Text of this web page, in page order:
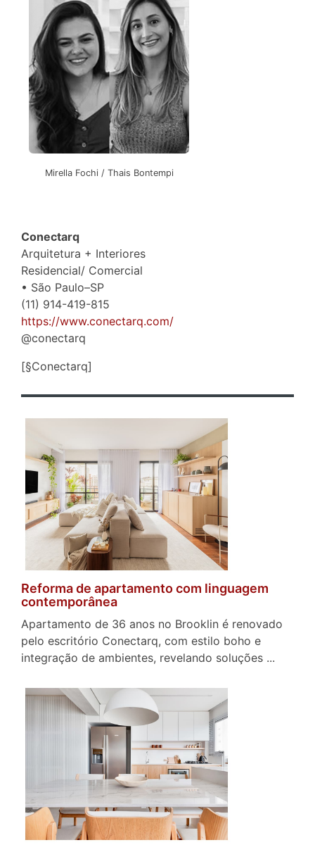
Mirella Fochi / Thais Bontempi
Conectarq
Arquitetura + Interiores
Residencial/ Comercial
• São Paulo–SP
(11) 914-419-815
https://www.conectarq.com/
@conectarq
[§Conectarq]
Reforma de apartamento com linguagem
contemporânea
Apartamento de 36 anos no Brooklin é renovado
pelo escritório Conectarq, com estilo boho e
integração de ambientes, revelando soluções ...